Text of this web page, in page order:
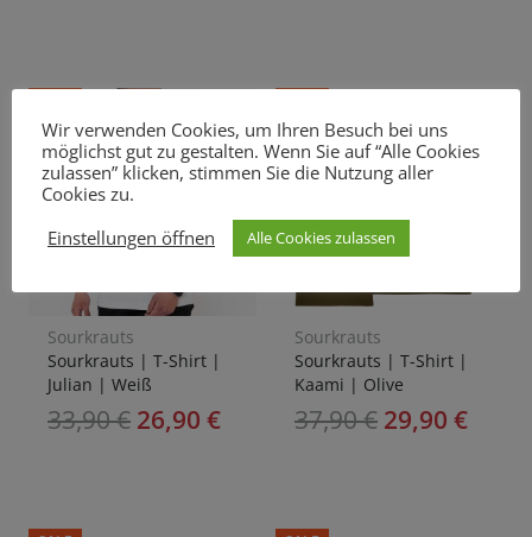
Sourkrauts
Sourkrauts | T-Shirt |
Julian | Weiß
33,90€ 26,90 €
Sourkrauts
Sourkrauts | T-Shirt |
Kaami | Olive
37,90€ 29,90 €
Wir verwenden Cookies, um Ihren Besuch bei uns
möglichst gut zu gestalten. Wenn Sie auf “Alle Cookies
zulassen” klicken, stimmen Sie die Nutzung aller
Cookies zu.
Einstellungen öffnen
Alle Cookies zulassen